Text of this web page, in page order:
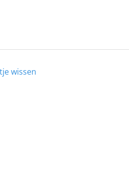
wissen